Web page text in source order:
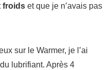
froids et que je n’avais pas
sur le Warmer, je l’ai
lubrifiant. Après 4